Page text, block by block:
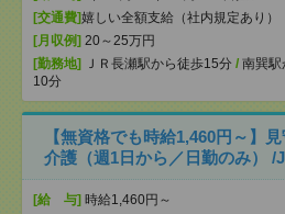
[交通費]嬉しい全額支給（社内規定あり）
[月収例] 20～25万円
[勤務地]
ＪＲ長瀬駅から徒歩15分 / 南巽駅
10分
【無資格でも時給1,460円～】
介護（週1日から／日勤のみ） /
[給 与] 時給1,460円～